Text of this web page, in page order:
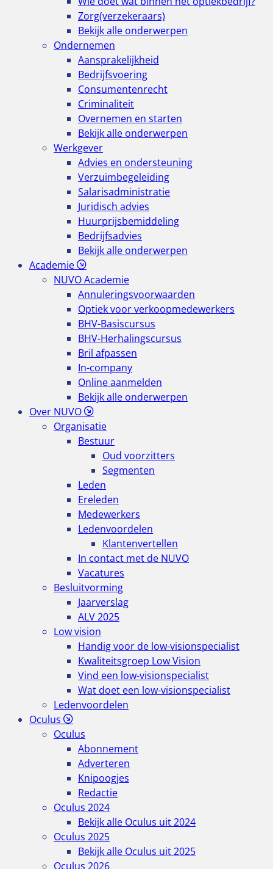
Zorg(verzekeraars)
Bekijk alle onderwerpen
Ondernemen
Aansprakelijkheid
Bedrijfsvoering
Consumentenrecht
Criminaliteit
Overnemen en starten
Bekijk alle onderwerpen
Werkgever
Advies en ondersteuning
Verzuimbegeleiding
Salarisadministratie
Juridisch advies
Huurprijsbemiddeling
Bedrijfsadvies
Bekijk alle onderwerpen
Academie
NUVO Academie
Annuleringsvoorwaarden
Optiek voor verkoopmedewerkers
BHV-Basiscursus
BHV-Herhalingscursus
Bril afpassen
In-company
Online aanmelden
Bekijk alle onderwerpen
Over NUVO
Organisatie
Bestuur
Oud voorzitters
Segmenten
Leden
Ereleden
Medewerkers
Ledenvoordelen
Klantenvertellen
In contact met de NUVO
Vacatures
Besluitvorming
Jaarverslag
ALV 2025
Low vision
Handig voor de low-visionspecialist
Kwaliteitsgroep Low Vision
Vind een low-visionspecialist
Wat doet een low-visionspecialist
Ledenvoordelen
Oculus
Oculus
Abonnement
Adverteren
Knipoogjes
Redactie
Oculus 2024
Bekijk alle Oculus uit 2024
Oculus 2025
Bekijk alle Oculus uit 2025
Oculus 2026